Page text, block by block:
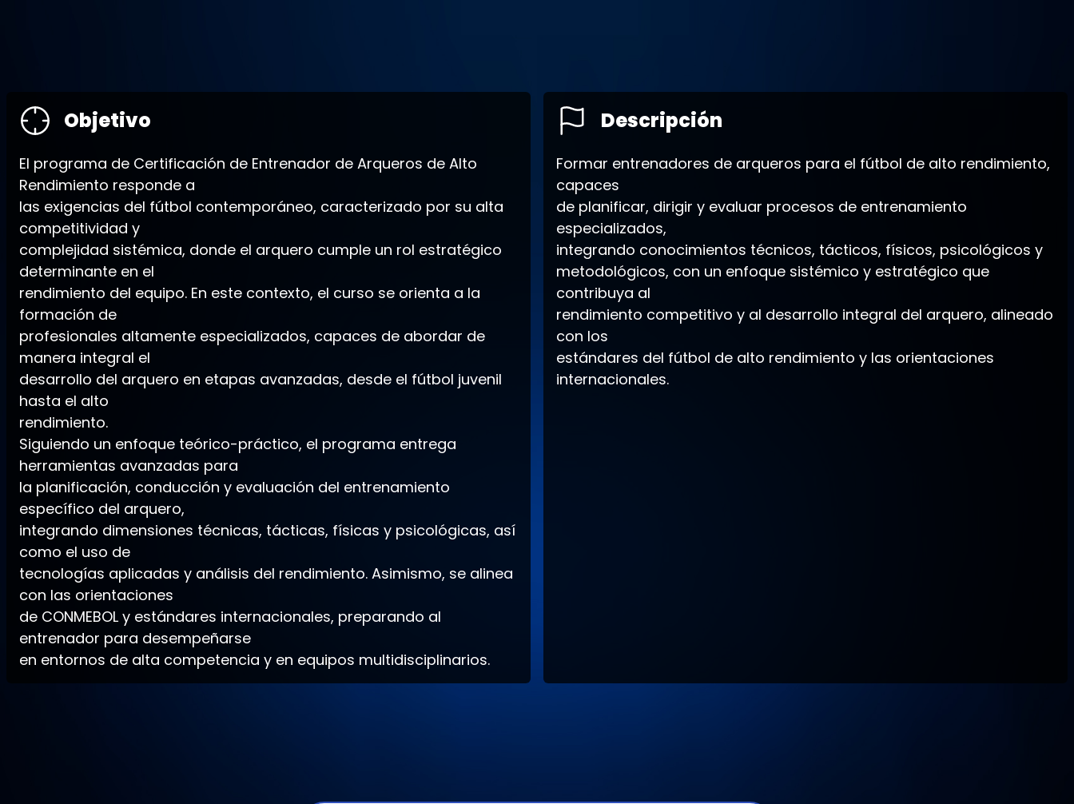
Objetivo
El programa de Certificación de Entrenador de Arqueros de Alto
Rendimiento responde a
las exigencias del fútbol contemporáneo, caracterizado por su alta
competitividad y
complejidad sistémica, donde el arquero cumple un rol estratégico
determinante en el
rendimiento del equipo. En este contexto, el curso se orienta a la
formación de
profesionales altamente especializados, capaces de abordar de
manera integral el
desarrollo del arquero en etapas avanzadas, desde el fútbol juvenil
hasta el alto
rendimiento.
Siguiendo un enfoque teórico-práctico, el programa entrega
herramientas avanzadas para
la planificación, conducción y evaluación del entrenamiento
específico del arquero,
integrando dimensiones técnicas, tácticas, físicas y psicológicas, así
como el uso de
tecnologías aplicadas y análisis del rendimiento. Asimismo, se alinea
con las orientaciones
de CONMEBOL y estándares internacionales, preparando al
entrenador para desempeñarse
en entornos de alta competencia y en equipos multidisciplinarios.
Descripción
Formar entrenadores de arqueros para el fútbol de alto rendimiento,
capaces
de planificar, dirigir y evaluar procesos de entrenamiento
especializados,
integrando conocimientos técnicos, tácticos, físicos, psicológicos y
metodológicos, con un enfoque sistémico y estratégico que
contribuya al
rendimiento competitivo y al desarrollo integral del arquero, alineado
con los
estándares del fútbol de alto rendimiento y las orientaciones
internacionales.